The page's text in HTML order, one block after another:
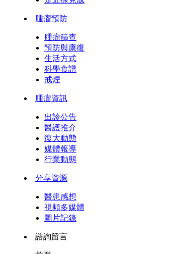
腫瘤預防
腫瘤篩查
預防與康復
生活方式
科學食譜
戒煙
腫瘤資訊
出診公告
醫護推介
復大動態
媒體報導
行業動態
分享資源
醫患感想
視頻多媒體
圖片記錄
諮詢留言